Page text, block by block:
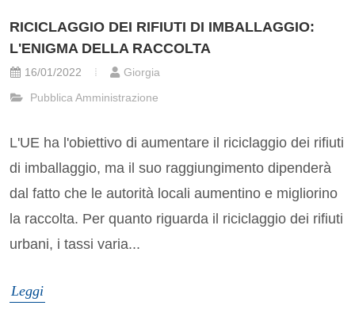
RICICLAGGIO DEI RIFIUTI DI IMBALLAGGIO:
L'ENIGMA DELLA RACCOLTA
16/01/2022
Giorgia
Pubblica Amministrazione
L'UE ha l'obiettivo di aumentare il riciclaggio dei rifiuti
di imballaggio, ma il suo raggiungimento dipenderà
dal fatto che le autorità locali aumentino e migliorino
la raccolta. Per quanto riguarda il riciclaggio dei rifiuti
urbani, i tassi varia...
Leggi